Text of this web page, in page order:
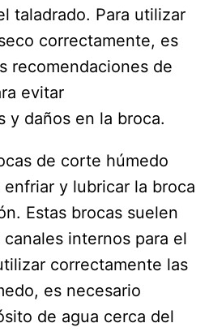
taladrado. Para utilizar
correctamente, es
recomendaciones de
evitar
y daños en la broca.
de corte húmedo
y lubricar la broca
Estas brocas suelen
internos para el
correctamente las
es necesario
de agua cerca del